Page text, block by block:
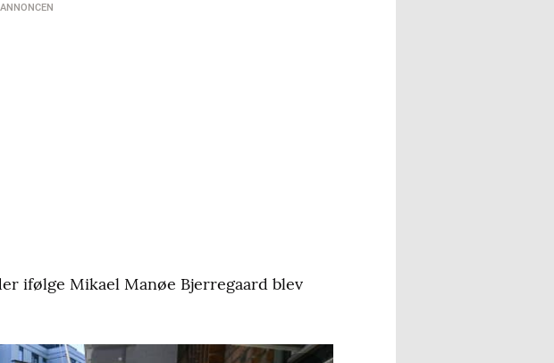
ifølge Mikael Manøe Bjerregaard blev